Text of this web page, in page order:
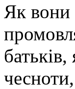
Як вони